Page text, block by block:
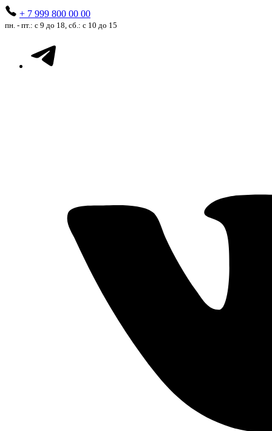
+ 7 999 800 00 00
пн. - пт.: с 9 до 18, сб.: с 10 до 15